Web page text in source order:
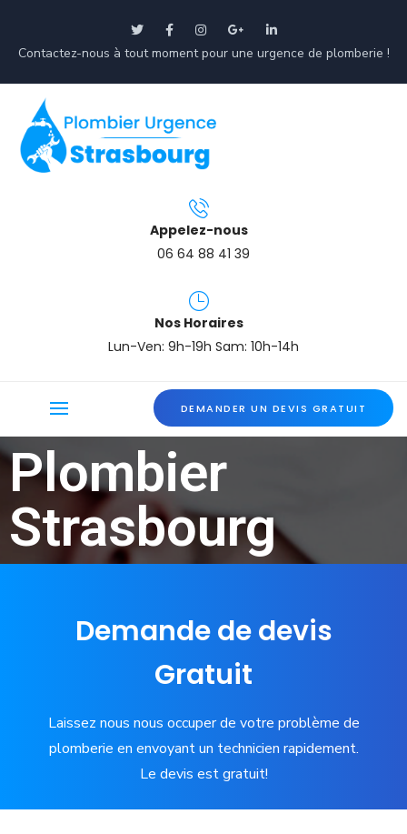
Contactez-nous à tout moment pour une urgence de plomberie !
Appelez-nous
06 64 88 41 39
Nos Horaires
Lun-Ven: 9h-19h Sam: 10h-14h
DEMANDER UN DEVIS GRATUIT
Plombier
Strasbourg
Demande de devis
Gratuit
Laissez nous nous occuper de votre problème de
plomberie en envoyant un technicien rapidement.
Le devis est gratuit!